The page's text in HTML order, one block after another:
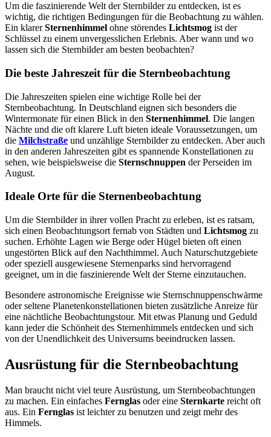
Um die faszinierende Welt der Sternbilder zu entdecken, ist es
wichtig, die richtigen Bedingungen für die Beobachtung zu wählen.
Ein klarerSternenhimmel ohne störendes Lichtsmog ist der
Schlüssel zu einem unvergesslichen Erlebnis. Aber wann und wo
lassen sich die Sternbilder am besten beobachten?
Die beste Jahreszeit für die Sternbeobachtung
Die Jahreszeiten spielen eine wichtige Rolle bei der
Sternbeobachtung. In Deutschland eignen sich besonders die
Wintermonate für einen Blick in den Sternenhimmel. Die langen
Nächte und die oft klarere Luft bieten ideale Voraussetzungen, um
die Milchstraße und unzählige Sternbilder zu entdecken. Aber auch
in den anderen Jahreszeiten gibt es spannende Konstellationen zu
sehen, wie beispielsweise die Sternschnuppen der Perseiden im
August.
Ideale Orte für die Sternenbeobachtung
Um die Sternbilder in ihrer vollen Pracht zu erleben, ist es ratsam,
sich einen Beobachtungsort fernab von Städten und Lichtsmog zu
suchen. Erhöhte Lagen wie Berge oder Hügel bieten oft einen
ungestörten Blick auf den Nachthimmel. Auch Naturschutzgebiete
oder speziell ausgewiesene Sternenparks sind hervorragend
geeignet, um in die faszinierende Welt der Sterne einzutauchen.
Besondere astronomische Ereignisse wie Sternschnuppenschwärme
oder seltene Planetenkonstellationen bieten zusätzliche Anreize für
eine nächtliche Beobachtungstour. Mit etwas Planung und Geduld
kann jeder die Schönheit des Sternenhimmels entdecken und sich
von der Unendlichkeit des Universums beeindrucken lassen.
Ausrüstung für die Sternbeobachtung
Man braucht nicht viel teure Ausrüstung, um Sternbeobachtungen
zu machen. Ein einfaches Fernglas oder eine Sternkarte reicht oft
aus. Ein Fernglas ist leichter zu benutzen und zeigt mehr des
Himmels.